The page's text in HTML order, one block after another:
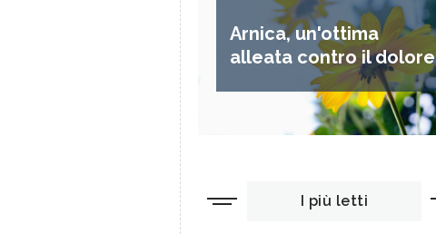
Arnica, un'ottima
alleata contro il dolore
I più letti